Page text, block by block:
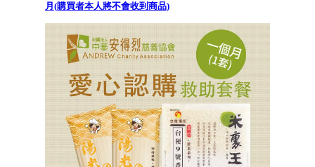
月(購買者本人將不會收到商品)